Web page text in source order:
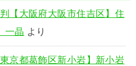
【大阪府大阪市住吉区】住
晶 より
京都葛飾区新小岩】新小岩